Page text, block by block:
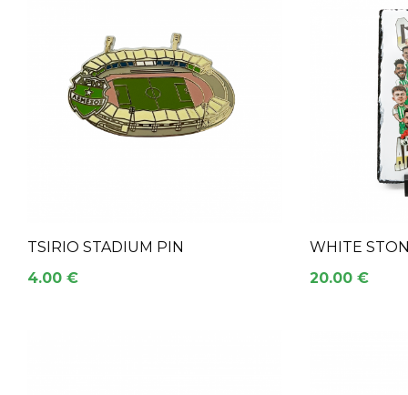
TSIRIO STADIUM PIN
4.00 €
WHITE
20.00 €